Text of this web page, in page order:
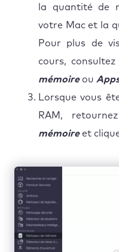
la quantité de
votre Mac et la
Pour plus de
cours,
mémoireou
Lorsque vous
RAM,
mémoireet